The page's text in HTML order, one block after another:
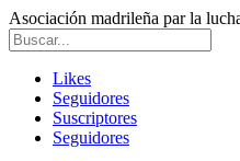
Asociación madrileña par la
Likes
Seguidores
Suscriptores
Seguidores